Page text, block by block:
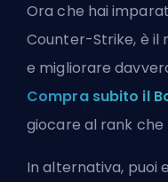
Ora che hai
Counter-Strike, è il
e migliorare
Compra subito il
giocare al rank che
In alternativa, puoi